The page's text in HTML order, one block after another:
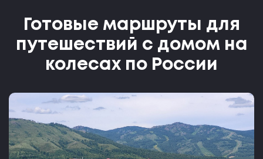
Готовые маршруты для
путешествий с домом на
колесах по России